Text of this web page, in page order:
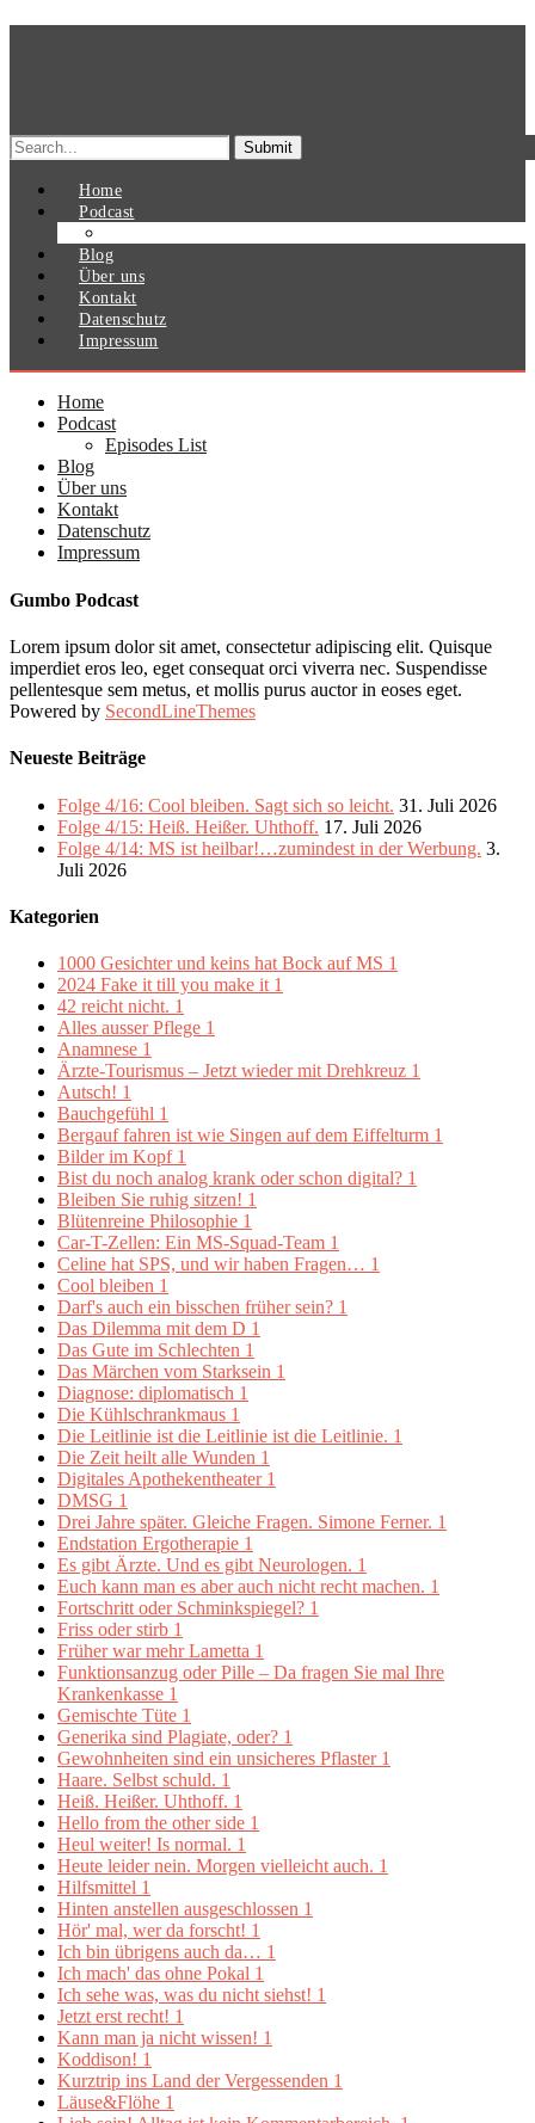
Search
for:
Home
Podcast
Blog
Über uns
Kontakt
Datenschutz
Impressum
Home
Podcast
Episodes List
Blog
Über uns
Kontakt
Datenschutz
Impressum
Gumbo Podcast
Lorem ipsum dolor sit amet, consectetur adipiscing elit. Quisque
imperdiet eros leo, eget consequat orci viverra nec. Suspendisse
pellentesque sem metus, et mollis purus auctor in eoses eget.
Powered by SecondLineThemes
Neueste Beiträge
Folge 4/16: Cool bleiben. Sagt sich so leicht. 31. Juli 2026
Folge 4/15: Heiß. Heißer. Uhthoff. 17. Juli 2026
Folge 4/14: MS ist heilbar!…zumindest in der Werbung. 3.
Juli 2026
Kategorien
1000 Gesichter und keins hat Bock auf MS 1
2024 Fake it till you make it 1
42 reicht nicht. 1
Alles ausser Pflege 1
Anamnese 1
Ärzte-Tourismus – Jetzt wieder mit Drehkreuz 1
Autsch! 1
Bauchgefühl 1
Bergauf fahren ist wie Singen auf dem Eiffelturm 1
Bilder im Kopf 1
Bist du noch analog krank oder schon digital? 1
Bleiben Sie ruhig sitzen! 1
Blütenreine Philosophie 1
Car-T-Zellen: Ein MS-Squad-Team 1
Celine hat SPS, und wir haben Fragen… 1
Cool bleiben 1
Darf's auch ein bisschen früher sein? 1
Das Dilemma mit dem D 1
Das Gute im Schlechten 1
Das Märchen vom Starksein 1
Diagnose: diplomatisch 1
Die Kühlschrankmaus 1
Die Leitlinie ist die Leitlinie ist die Leitlinie. 1
Die Zeit heilt alle Wunden 1
Digitales Apothekentheater 1
DMSG 1
Drei Jahre später. Gleiche Fragen. Simone Ferner. 1
Endstation Ergotherapie 1
Es gibt Ärzte. Und es gibt Neurologen. 1
Euch kann man es aber auch nicht recht machen. 1
Fortschritt oder Schminkspiegel? 1
Friss oder stirb 1
Früher war mehr Lametta 1
Funktionsanzug oder Pille – Da fragen Sie mal Ihre
Krankenkasse 1
Gemischte Tüte 1
Generika sind Plagiate, oder? 1
Gewohnheiten sind ein unsicheres Pflaster 1
Haare. Selbst schuld. 1
Heiß. Heißer. Uhthoff. 1
Hello from the other side 1
Heul weiter! Is normal. 1
Heute leider nein. Morgen vielleicht auch. 1
Hilfsmittel 1
Hinten anstellen ausgeschlossen 1
Hör' mal, wer da forscht! 1
Ich bin übrigens auch da… 1
Ich mach' das ohne Pokal 1
Ich sehe was, was du nicht siehst! 1
Jetzt erst recht! 1
Kann man ja nicht wissen! 1
Koddison! 1
Kurztrip ins Land der Vergessenden 1
Läuse&Flöhe 1